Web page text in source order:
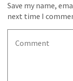
Save my name,
next time I